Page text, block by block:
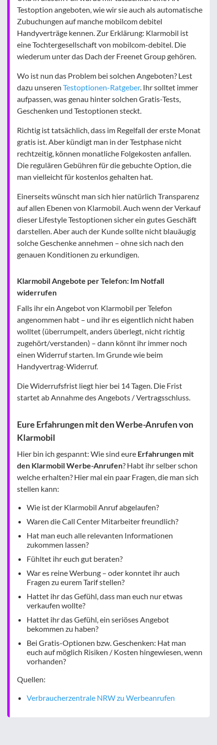
Testoption angeboten, wie wir sie auch als automatische
Zubuchungen auf manche mobilcom debitel
Handyverträge kennen. Zur Erklärung: Klarmobil ist
eine Tochtergesellschaft von mobilcom-debitel. Die
wiederum unter das Dach der Freenet Group gehören.
Wo ist nun das Problem bei solchen Angeboten? Lest
dazu unseren Testoptionen-Ratgeber. Ihr solltet immer
aufpassen, was genau hinter solchen Gratis-Tests,
Geschenken und Testoptionen steckt.
Richtig ist tatsächlich, dass im Regelfall der erste Monat
gratis ist. Aber kündigt man in der Testphase nicht
rechtzeitig, können monatliche Folgekosten anfallen.
Die regulären Gebühren für die gebuchte Option, die
man vielleicht für kostenlos gehalten hat.
Einerseits wünscht man sich hier natürlich Transparenz
auf allen Ebenen von Klarmobil. Auch wenn der Verkauf
dieser Lifestyle Testoptionen sicher ein gutes Geschäft
darstellen. Aber auch der Kunde sollte nicht blauäugig
solche Geschenke annehmen – ohne sich nach den
genauen Konditionen zu erkundigen.
Klarmobil Angebote per Telefon: Im Notfall
widerrufen
Falls ihr ein Angebot von Klarmobil per Telefon
angenommen habt – und ihr es eigentlich nicht haben
wolltet (überrumpelt, anders überlegt, nicht richtig
zugehört/verstanden) – dann könnt ihr immer noch
einen Widerruf starten. Im Grunde wie beim
Handyvertrag-Widerruf.
Die Widerrufsfrist liegt hier bei 14 Tagen. Die Frist
startet ab Annahme des Angebots / Vertragsschluss.
Eure Erfahrungen mit den Werbe-Anrufen von
Klarmobil
Hier bin ich gespannt: Wie sind eure Erfahrungen mit
den Klarmobil Werbe-Anrufen? Habt ihr selber schon
welche erhalten? Hier mal ein paar Fragen, die man sich
stellen kann:
Wie ist der Klarmobil Anruf abgelaufen?
Waren die Call Center Mitarbeiter freundlich?
Hat man euch alle relevanten Informationen
zukommen lassen?
Fühltet ihr euch gut beraten?
War es reine Werbung – oder konntet ihr auch
Fragen zu eurem Tarif stellen?
Hattet ihr das Gefühl, dass man euch nur etwas
verkaufen wollte?
Hattet ihr das Gefühl, ein seriöses Angebot
bekommen zu haben?
Bei Gratis-Optionen bzw. Geschenken: Hat man
euch auf möglich Risiken / Kosten hingewiesen, wenn
vorhanden?
Quellen:
Verbraucherzentrale NRW zu Werbeanrufen